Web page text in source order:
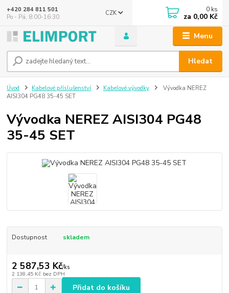
Menu
CZK
Hledat
+420 284 811 501
Po - Pá, 8:00-16:30
0 ks
za 0,00 Kč
Úvod Kabelové příslušenství Kabelové vývodky
Vývodka NEREZ
AISI304 PG48 35-45 SET
Vývodka NEREZ AISI304 PG48
35-45 SET
Dostupnost skladem
2 587,53 Kč/ks
2 138,45 Kč bez DPH
Přidat do košíku